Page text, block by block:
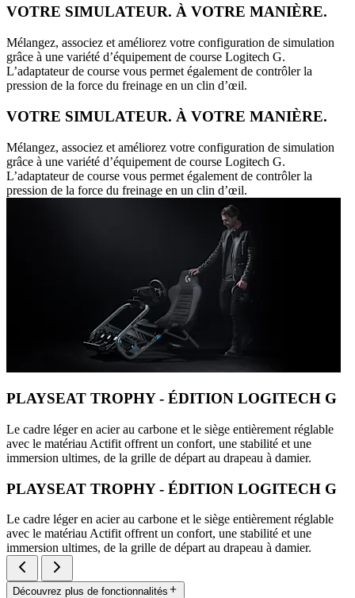
VOTRE SIMULATEUR. À VOTRE MANIÈRE.
Mélangez, associez et améliorez votre configuration de simulation
grâce à une variété d’équipement de course Logitech G.
L’adaptateur de course vous permet également de contrôler la
pression de la force du freinage en un clin d’œil.
VOTRE SIMULATEUR. À VOTRE MANIÈRE.
Mélangez, associez et améliorez votre configuration de simulation
grâce à une variété d’équipement de course Logitech G.
L’adaptateur de course vous permet également de contrôler la
pression de la force du freinage en un clin d’œil.
PLAYSEAT TROPHY - ÉDITION LOGITECH G
Le cadre léger en acier au carbone et le siège entièrement réglable
avec le matériau Actifit offrent un confort, une stabilité et une
immersion ultimes, de la grille de départ au drapeau à damier.
PLAYSEAT TROPHY - ÉDITION LOGITECH G
Le cadre léger en acier au carbone et le siège entièrement réglable
avec le matériau Actifit offrent un confort, une stabilité et une
immersion ultimes, de la grille de départ au drapeau à damier.
Découvrez plus de fonctionnalités